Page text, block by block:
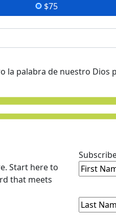
$75
la palabra de nuestro Dios
Start here to
that meets
First
Name
Last